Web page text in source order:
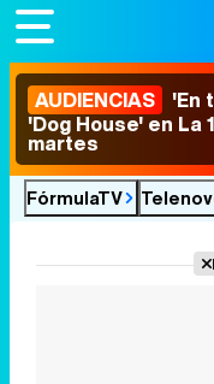
AUDIENCIAS 'En
'Dog House' en La
martes
FórmulaTV